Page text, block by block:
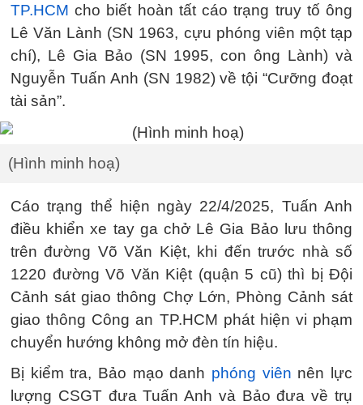
TP.HCM cho biết hoàn tất cáo trạng truy tố ông
Lê Văn Lành (SN 1963, cựu phóng viên một tạp
chí), Lê Gia Bảo (SN 1995, con ông Lành) và
Nguyễn Tuấn Anh (SN 1982) về tội “Cưỡng đoạt
tài sản”.
(Hình minh hoạ)
Cáo trạng thể hiện ngày 22/4/2025, Tuấn Anh
điều khiển xe tay ga chở Lê Gia Bảo lưu thông
trên đường Võ Văn Kiệt, khi đến trước nhà số
1220 đường Võ Văn Kiệt (quận 5 cũ) thì bị Đội
Cảnh sát giao thông Chợ Lớn, Phòng Cảnh sát
giao thông Công an TP.HCM phát hiện vi phạm
chuyển hướng không mở đèn tín hiệu.
Bị kiểm tra, Bảo mạo danh phóng viên nên lực
lượng CSGT đưa Tuấn Anh và Bảo đưa về trụ